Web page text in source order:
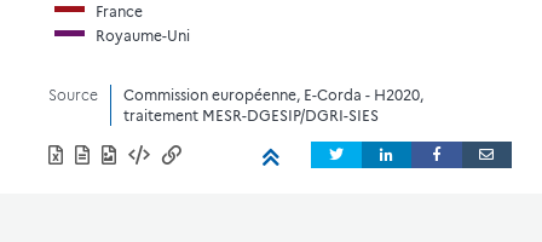
France
Royaume-Uni
Source
Commission européenne, E-Corda - H2020,
traitement MESR-DGESIP/DGRI-SIES